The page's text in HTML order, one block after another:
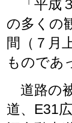
「平成
の多くの
間（７月
ものであ
道路の
道、E31